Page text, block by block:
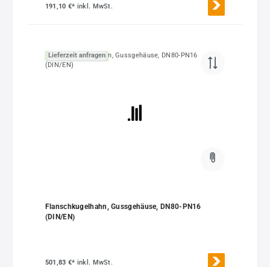
191,10 €* inkl. MwSt.
Lieferzeit anfragen
Flanschkugelhahn, Gussgehäuse, DN80-PN16
(DIN/EN)
501,83 €* inkl. MwSt.